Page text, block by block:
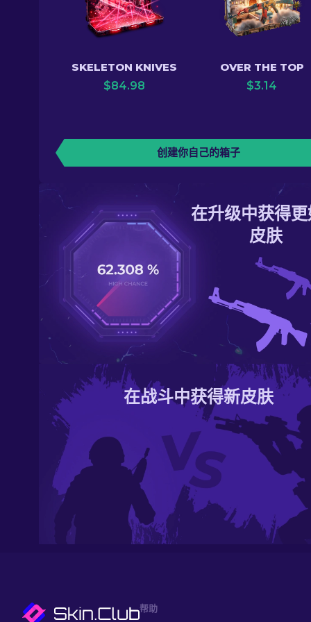
SKELETON KNIVES
$84.98
OVER THE TOP
$3.14
创建你自己的箱子
在升级中获得
皮肤
在战斗中获得新皮肤
帮助